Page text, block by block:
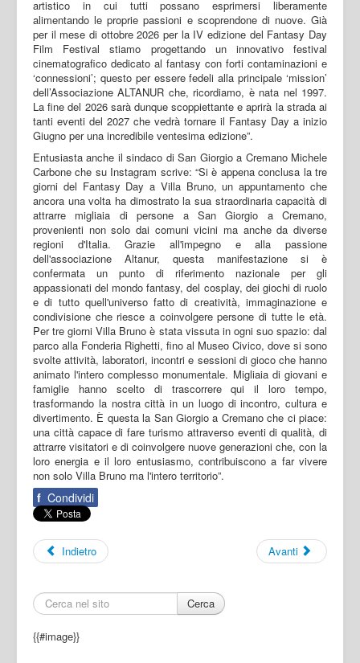
artistico in cui tutti possano esprimersi liberamente
alimentando le proprie passioni e scoprendone di nuove. Già
per il mese di ottobre 2026 per la IV edizione del Fantasy Day
Film Festival stiamo progettando un innovativo festival
cinematografico dedicato al fantasy con forti contaminazioni e
‘connessioni’; questo per essere fedeli alla principale ‘mission’
dell’Associazione ALTANUR che, ricordiamo, è nata nel 1997.
La fine del 2026 sarà dunque scoppiettante e aprirà la strada ai
tanti eventi del 2027 che vedrà tornare il Fantasy Day a inizio
Giugno per una incredibile ventesima edizione”.
Entusiasta anche il sindaco di San Giorgio a Cremano Michele
Carbone che su Instagram scrive: “Si è appena conclusa la tre
giorni del Fantasy Day a Villa Bruno, un appuntamento che
ancora una volta ha dimostrato la sua straordinaria capacità di
attrarre migliaia di persone a San Giorgio a Cremano,
provenienti non solo dai comuni vicini ma anche da diverse
regioni d'Italia. Grazie all'impegno e alla passione
dell'associazione Altanur, questa manifestazione si è
confermata un punto di riferimento nazionale per gli
appassionati del mondo fantasy, del cosplay, dei giochi di ruolo
e di tutto quell'universo fatto di creatività, immaginazione e
condivisione che riesce a coinvolgere persone di tutte le età.
Per tre giorni Villa Bruno è stata vissuta in ogni suo spazio: dal
parco alla Fonderia Righetti, fino al Museo Civico, dove si sono
svolte attività, laboratori, incontri e sessioni di gioco che hanno
animato l'intero complesso monumentale. Migliaia di giovani e
famiglie hanno scelto di trascorrere qui il loro tempo,
trasformando la nostra città in un luogo di incontro, cultura e
divertimento. È questa la San Giorgio a Cremano che ci piace:
una città capace di fare turismo attraverso eventi di qualità, di
attrarre visitatori e di coinvolgere nuove generazioni che, con la
loro energia e il loro entusiasmo, contribuiscono a far vivere
non solo Villa Bruno ma l'intero territorio”.
f Condividi
Indietro Avanti
Cerca
{{#image}}